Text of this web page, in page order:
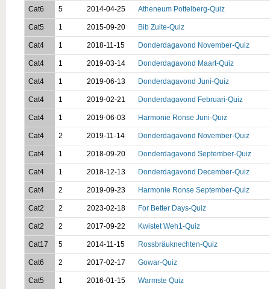
Cat6 5 2014-04-25 Atheneum Pottelberg-Quiz
Cat5 1 2015-09-20 Bib Zulte-Quiz
Cat4 1 2018-11-15 Donderdagavond November-Quiz
Cat4 1 2019-03-14 Donderdagavond Maart-Quiz
Cat4 1 2019-06-13 Donderdagavond Juni-Quiz
Cat4 1 2019-02-21 Donderdagavond Februari-Quiz
Cat4 1 2019-06-03 Harmonie Ronse Juni-Quiz
Cat4 2 2019-11-14 Donderdagavond November-Quiz
Cat4 1 2018-09-20 Donderdagavond September-Quiz
Cat4 1 2018-12-13 Donderdagavond December-Quiz
Cat4 2 2019-09-23 Harmonie Ronse September-Quiz
Cat2 2 2023-02-18 For Better Days-Quiz
Cat2 2 2017-09-22 Kwistet Weh1-Quiz
Cat17 5 2014-11-15 Rossbräuknechten-Quiz
Cat6 2 2017-02-17 Gowar-Quiz
Cat5 1 2016-01-15 Warmste Quiz